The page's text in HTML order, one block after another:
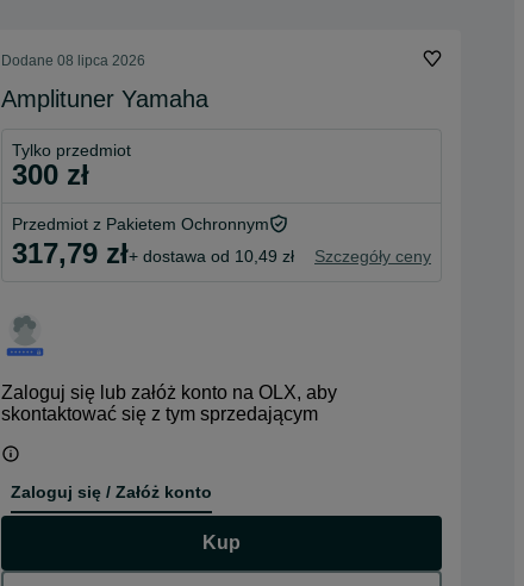
Dodane 08 lipca 2026
Amplituner Yamaha
Tylko przedmiot
300 zł
Przedmiot z Pakietem Ochronnym
317,79 zł+ dostawa od 10,49 zł Szczegóły ceny
Zaloguj się lub załóż konto na OLX, aby
skontaktować się z tym sprzedającym
Zaloguj się / Załóż konto
Kup